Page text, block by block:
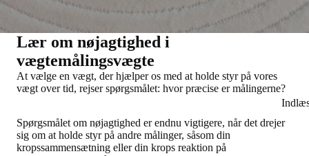
Lær om nøjagtighed i
vægtemålingsvægte
At vælge en vægt, der hjælper os med at holde styr på vores
vægt over tid, rejser spørgsmålet: hvor præcise er målingerne?
Spørgsmålet om nøjagtighed er endnu vigtigere, når det drejer
sig om at holde styr på andre målinger, såsom din
kropssammensætning eller din krops reaktion på